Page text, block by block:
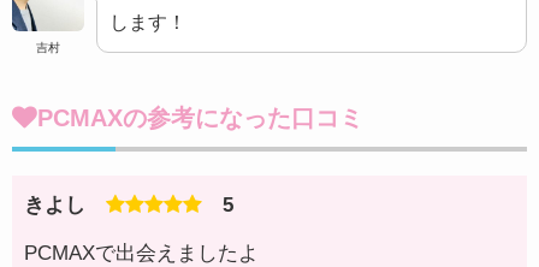
吉村
します！
PCMAXの参考になった口コミ
きよし 5
PCMAXで出会えましたよ